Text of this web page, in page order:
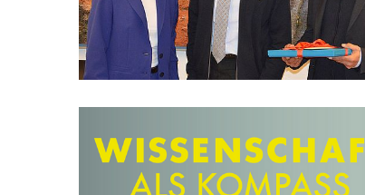
MATOMO (INTERNE STATISTIK)
Statistik Cookies erfassen Informationen anonym.
Diese Informationen helfen uns zu verstehen, wie
unsere Besucher unsere Website nutzen.